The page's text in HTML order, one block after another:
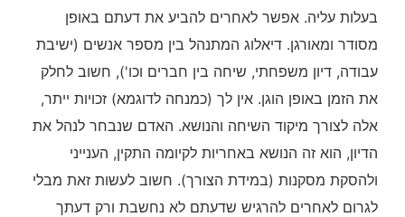
בעלות עליה. אפשר לאחרים להביע את דעתם באופן
מסודר ומאורגן. דיאלוג המתנהל בין מספר אנשים (ישיבת
עבודה, דיון משפחתי, שיחה בין חברים וכו'), חשוב לחלק
את הזמן באופן הוגן. אין לך (כמנחה לדוגמא) זכויות ייתר,
אלה לצורך מיקוד השיחה והנושא. האדם שנבחר לנהל את
הדיון, הוא זה הנושא באחריות לקיומה התקין, הענייני
ולהסקת מסקנות (במידת הצורך). חשוב לעשות זאת מבלי
לגרום לאחרים להרגיש שדעתם לא נחשבת ורק דעתך